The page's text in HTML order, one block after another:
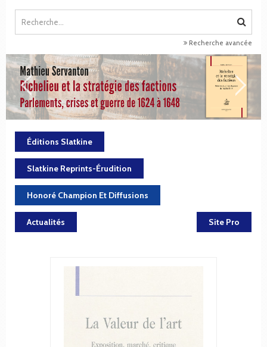
Recherche avancée
Éditions Slatkine
Slatkine Reprints-Érudition
Honoré Champion Et Diffusions
Actualités Site Pro